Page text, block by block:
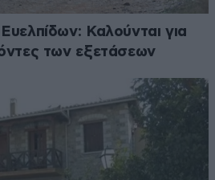
Καλούνται για
των εξετάσεων